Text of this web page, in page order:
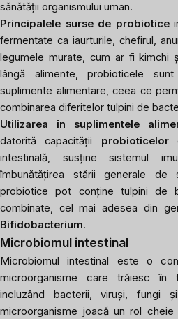
sănătății organismului uman.
Principalele surse de probiotice
fermentate ca iaurturile, chefirul,
legumele murate, cum ar fi kimchi
lângă alimente, probioticele
suplimente alimentare, ceea ce
combinarea diferitelor tulpini de
Utilizarea în suplimentele
datorită capacității probioticelor
intestinală, susține sistemul
îmbunătățirea stării generale de
probiotice pot conține tulpini de
combinate, cel mai adesea din
Bifidobacterium.
Microbiomul intestinal
Microbiomul intestinal este o
microorganisme care trăiesc în
incluzând bacterii, viruși, fungi
microorganisme joacă un rol